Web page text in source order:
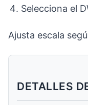
Selecciona el
Ajusta escala
DETALLES